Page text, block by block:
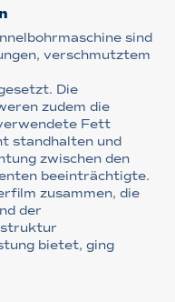
sind
verschmutztem
Die
zudem die
Fett
standhalten und
zwischen den
beeinträchtigte.
zusammen, die
der
bietet, ging